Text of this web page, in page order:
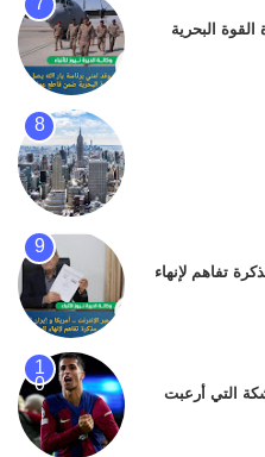
البحرية
تفاهم لإنهاء
التي أرعبت